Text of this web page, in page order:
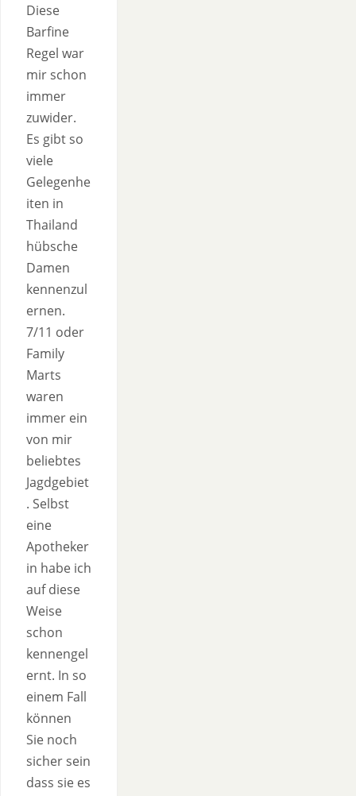
Diese
Barfine
Regel war
mir schon
immer
zuwider.
Es gibt so
viele
Gelegenhe
iten in
Thailand
hübsche
Damen
kennenzul
ernen.
7/11 oder
Family
Marts
waren
immer ein
von mir
beliebtes
Jagdgebiet
. Selbst
eine
Apotheker
in habe ich
auf diese
Weise
schon
kennengel
ernt. In so
einem Fall
können
Sie noch
sicher sein
dass sie es